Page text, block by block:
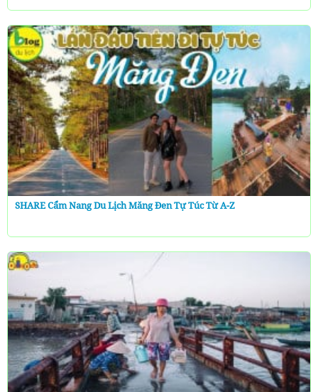
SHARE Cẩm Nang Du Lịch Măng Đen Tự Túc Từ A-Z